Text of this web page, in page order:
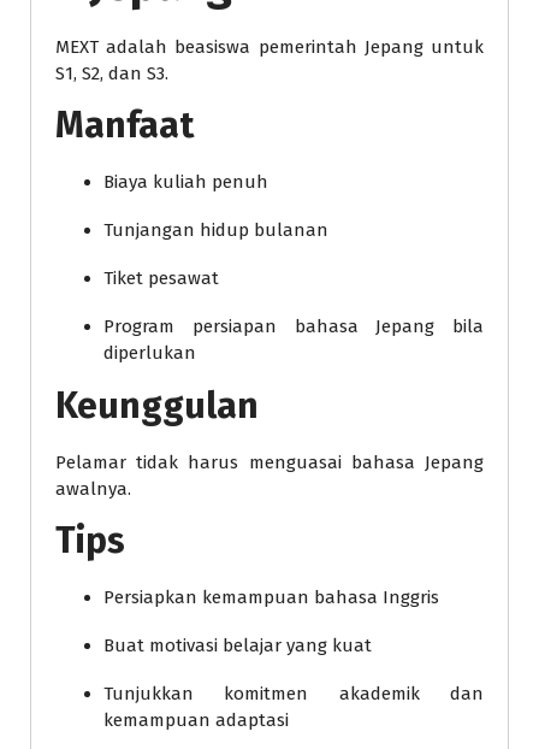
MEXT adalah beasiswa pemerintah Jepang untuk
S1, S2, dan S3.
Manfaat
Biaya kuliah penuh
Tunjangan hidup bulanan
Tiket pesawat
Program persiapan bahasa Jepang bila
diperlukan
Keunggulan
Pelamar tidak harus menguasai bahasa Jepang
awalnya.
Tips
Persiapkan kemampuan bahasa Inggris
Buat motivasi belajar yang kuat
Tunjukkan komitmen akademik dan
kemampuan adaptasi